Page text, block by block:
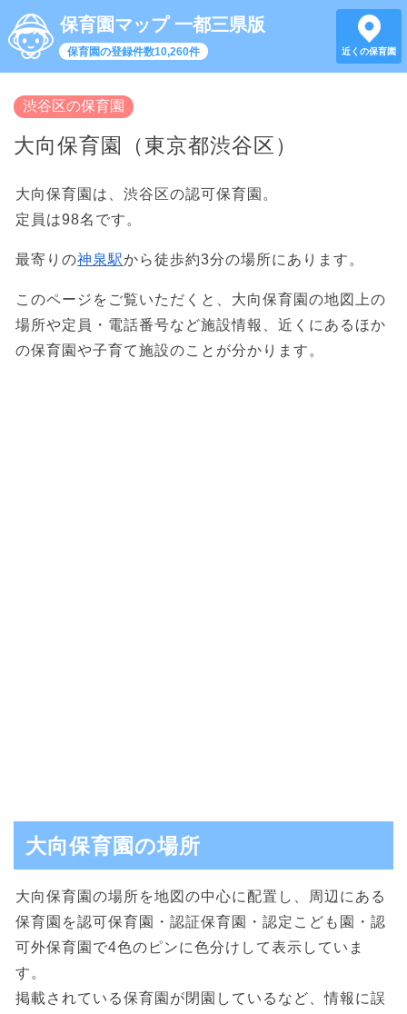
保育園マップ 一都三県版
保育園の登録件数10,260件 近くの保育園
渋谷区の保育園
大向保育園（東京都渋谷区）
大向保育園は、渋谷区の認可保育園。
定員は98名です。
最寄りの神泉駅から徒歩約3分の場所にあります。
このページをご覧いただくと、大向保育園の地図上の
場所や定員・電話番号など施設情報、近くにあるほか
の保育園や子育て施設のことが分かります。
大向保育園の場所
大向保育園の場所を地図の中心に配置し、周辺にある
保育園を認可保育園・認証保育園・認定こども園・認
可外保育園で4色のピンに色分けして表示していま
す。
掲載されている保育園が閉園しているなど、情報に誤